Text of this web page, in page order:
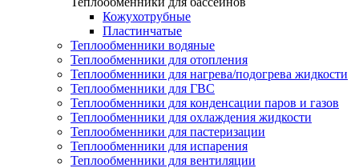
Кожухотрубные
Пластинчатые
Теплообменники водяные
Теплообменники для отопления
Теплообменники для нагрева/подогрева жидкости
Теплообменники для ГВС
Теплообменники для конденсации паров и газов
Теплообменники для охлаждения жидкости
Теплообменники для пастеризации
Теплообменники для испарения
Теплообменники для вентиляции